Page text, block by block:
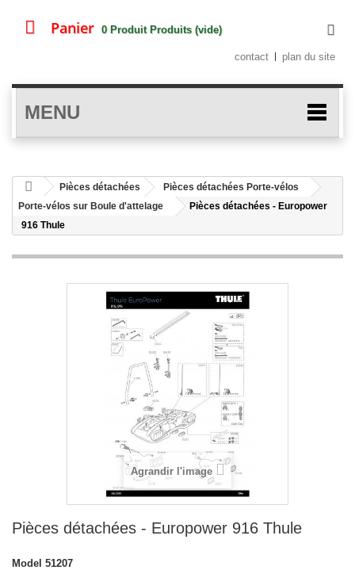
Panier 0 Produit Produits (vide)
contact plan du site
MENU
Pièces détachées
Pièces détachées Porte-vélos
Porte-vélos sur Boule d'attelage
Pièces détachées - Europower
916 Thule
Agrandir l'image
Pièces détachées - Europower 916 Thule
Model 51207